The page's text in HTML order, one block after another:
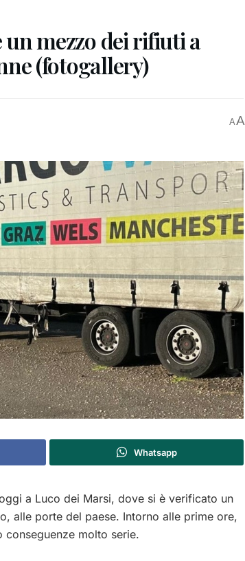
mezzo dei rifiuti a
(fotogallery)
AA
Whatsapp
a Luco dei Marsi, dove si è verificato un
alle porte del paese. Intorno alle prime ore,
molto serie.